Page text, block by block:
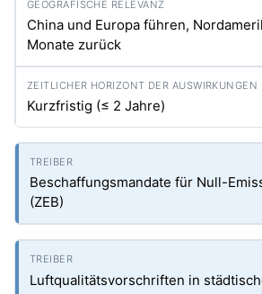
China und Europa führen,
Monate zurück
Kurzfristig (≤ 2 Jahre)
Beschaffungsmandate für Null-
(ZEB)
Luftqualitätsvorschriften in